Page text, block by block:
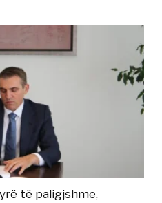
të paligjshme,